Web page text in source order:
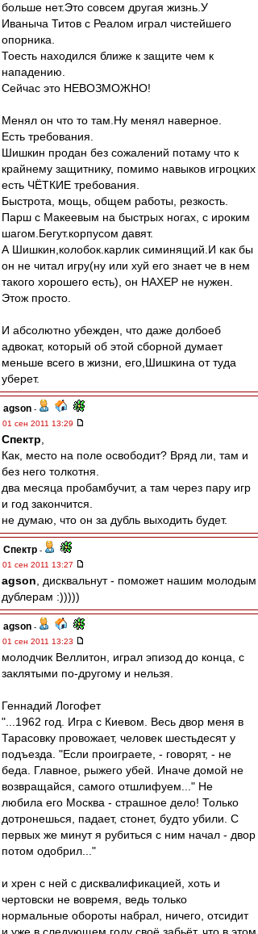
больше нет.Это совсем другая жизнь.У
Иваныча Титов с Реалом играл чистейшего
опорника.
Тоесть находился ближе к защите чем к
нападению.
Сейчас это НЕВОЗМОЖНО!
Менял он что то там.Ну менял наверное.
Есть требования.
Шишкин продан без сожалений потаму что к
крайнему защитнику, помимо навыков игроцких
есть ЧЁТКИЕ требования.
Быстрота, мощь, общем работы, резкость.
Парш с Макеевым на быстрых ногах, с ироким
шагом.Бегут.корпусом давят.
А Шишкин,колобок.карлик симинящий.И как бы
он не читал игру(ну или хуй его знает че в нем
такого хорошего есть), он НАХЕР не нужен.
Этож просто.
И абсолютно убежден, что даже долбоеб
адвокат, который об этой сборной думает
меньше всего в жизни, его,Шишкина от туда
уберет.
agson -
01 сен 2011 13:29
Спектр
Как, место на поле освободит? Вряд ли, там и
без него толкотня.
два месяца пробамбучит, а там через пару игр
и год закончится.
не думаю, что он за дубль выходить будет.
Спектр -
01 сен 2011 13:27
agson , дисквальнут - поможет нашим молодым
дублерам :)))))
agson -
01 сен 2011 13:23
молодчик Веллитон, играл эпизод до конца, с
заклятыми по-другому и нельзя.
Геннадий Логофет
"...1962 год. Игра с Киевом. Весь двор меня в
Тарасовку провожает, человек шестьдесят у
подъезда. "Если проиграете, - говорят, - не
беда. Главное, рыжего убей. Иначе домой не
возвращайся, самого отшлифуем..." Не
любила его Москва - страшное дело! Только
дотронешься, падает, стонет, будто убили. С
первых же минут я рубиться с ним начал - двор
потом одобрил..."
и хрен с ней с дисквалификацией, хоть и
чертовски не вовремя, ведь только
нормальные обороты набрал, ничего, отсидит